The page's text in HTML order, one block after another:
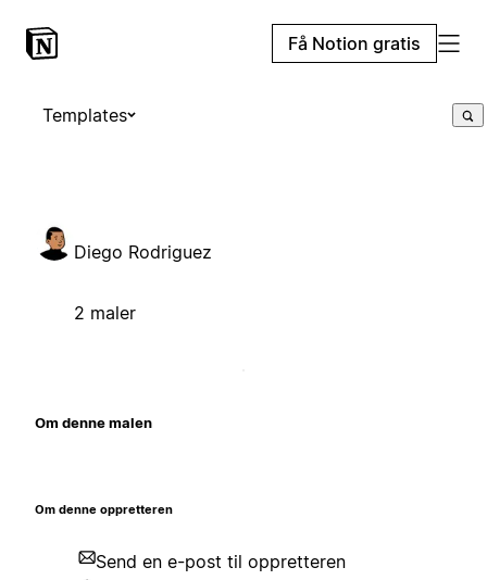
Få Notion gratis
Templates
Diego Rodriguez
2 maler
Om denne malen
Om denne oppretteren
Send en e-post til oppretteren